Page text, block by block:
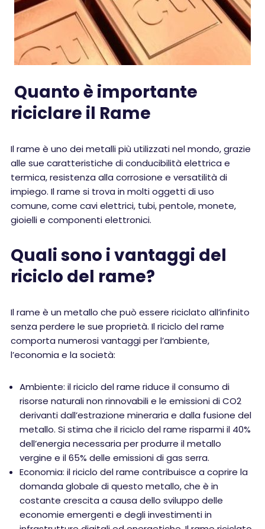
Quanto è importante
riciclare il Rame
Il rame è uno dei metalli più utilizzati nel mondo, grazie
alle sue caratteristiche di conducibilità elettrica e
termica, resistenza alla corrosione e versatilità di
impiego. Il rame si trova in molti oggetti di uso
comune, come cavi elettrici, tubi, pentole, monete,
gioielli e componenti elettronici.
Quali sono i vantaggi del
riciclo del rame?
Il rame è un metallo che può essere riciclato all’infinito
senza perdere le sue proprietà. Il riciclo del rame
comporta numerosi vantaggi per l’ambiente,
l’economia e la società:
Ambiente: il riciclo del rame riduce il consumo di
risorse naturali non rinnovabili e le emissioni di CO2
derivanti dall’estrazione mineraria e dalla fusione del
metallo. Si stima che il riciclo del rame risparmi il 40%
dell’energia necessaria per produrre il metallo
vergine e il 65% delle emissioni di gas serra.
Economia: il riciclo del rame contribuisce a coprire la
domanda globale di questo metallo, che è in
costante crescita a causa dello sviluppo delle
economie emergenti e degli investimenti in